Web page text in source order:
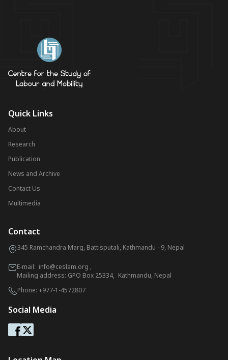
Quick Links
About
Research
Publication
News and Archive
Contact Us
Multimedia
Contact
345 Ramchandra Marg, Battisputali, Kathmandu - 9, Nepal
E-mail: info@ceslam.org ,
Mailing address: GPO Box 25334, Kathmandu, Nepal
Phone: +977-1-4572807
Social Media